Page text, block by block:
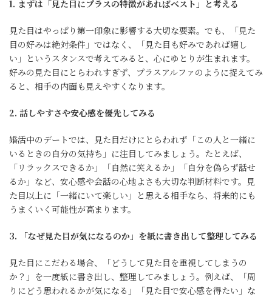
1. まずは「見た目にプラスの特徴があればベスト」と考える
見た目はやっぱり第一印象に影響する大切な要素。でも、「見た
目の好みは絶対条件」ではなく、「見た目も好みであれば嬉し
い」というスタンスで考えてみると、心にゆとりが生まれます。
好みの見た目にとらわれすぎず、プラスアルファのように捉えてみ
ると、相手の内面も見えやすくなります。
2. 話しやすさや安心感を優先してみる
婚活中のデートでは、見た目だけにとらわれず「この人と一緒に
いるときの自分の気持ち」に注目してみましょう。たとえば、
「リラックスできるか」「自然に笑えるか」「自分を偽らず話せ
るか」など、安心感や会話の心地よさも大切な判断材料です。見
た目以上に「一緒にいて楽しい」と思える相手なら、将来的にも
うまくいく可能性が高まります。
3. 「なぜ見た目が気になるのか」を紙に書き出して整理してみる
見た目にこだわる場合、「どうして見た目を重視してしまうの
か？」を一度紙に書き出し、整理してみましょう。例えば、「周
りにどう思われるかが気になる」「見た目で安心感を得たい」な